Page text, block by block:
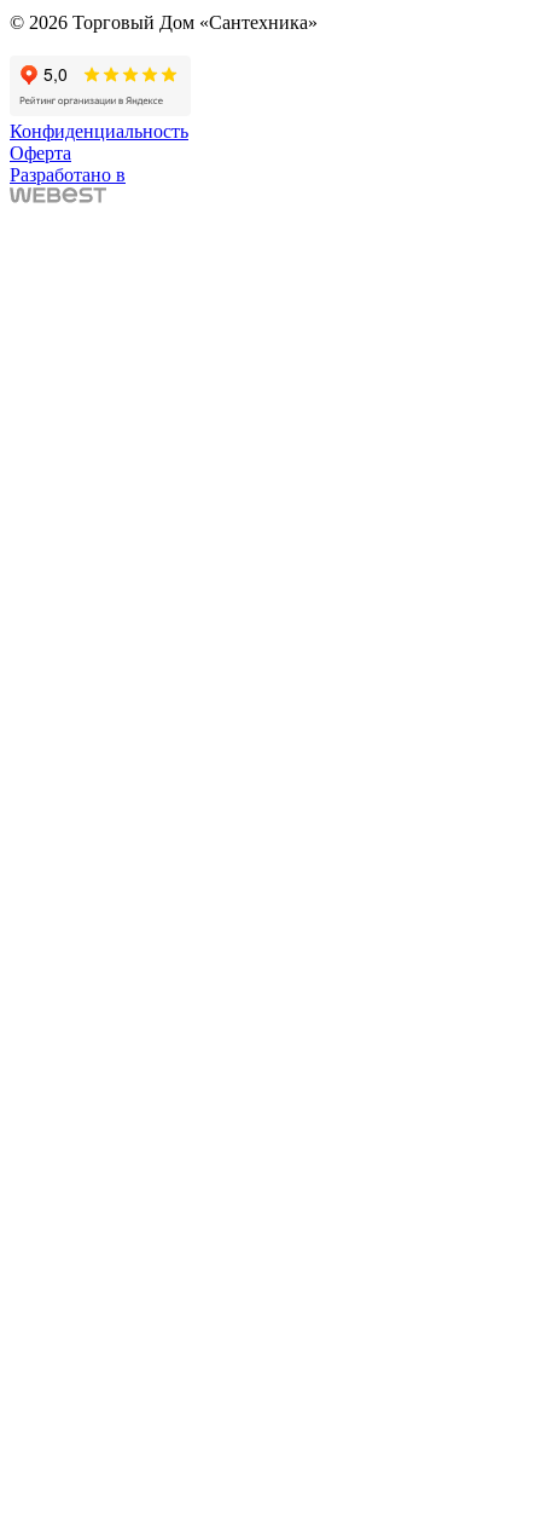
© 2026 Торговый Дом «Сантехника»
Конфиденциальность
Оферта
Разработано в